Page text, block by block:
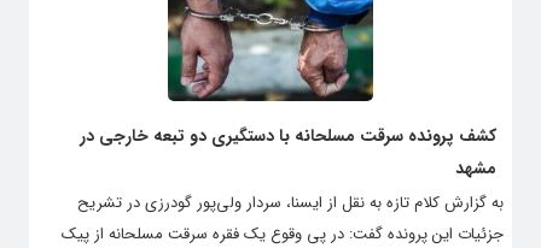
کشف پرونده سرقت مسلحانه با دستگیری دو تبعه خارجی در
مشهد
به گزارش کلام تازه به نقل از ایسنا، سردار ولی‌پور گودرزی در تشریح
جزئیات این پرونده گفت: در پی وقوع یک فقره سرقت مسلحانه از پیک